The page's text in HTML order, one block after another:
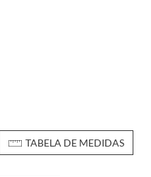
TABELA DE MEDIDAS